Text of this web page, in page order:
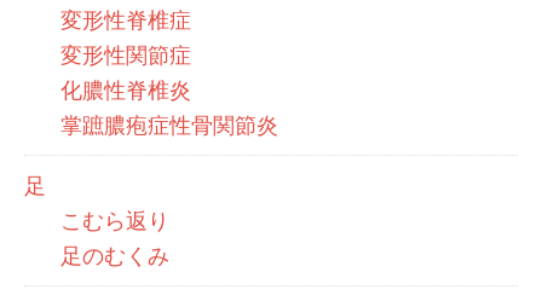
変形性脊椎症
変形性関節症
化膿性脊椎炎
掌蹠膿疱症性骨関節炎
足
こむら返り
足のむくみ